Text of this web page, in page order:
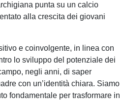
punta su un calcio
alla crescita dei giovani
e coinvolgente, in linea con
lo sviluppo del potenziale dei
negli anni, di saper
con un’identità chiara. Siamo
fondamentale per trasformare in